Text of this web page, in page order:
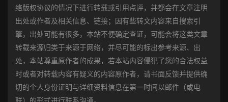
络版权协议的情况下进行转载或引用点评，并都会在文章注明
出处或作者及相关信息、链接；因有些转文内容来自搜索引
擎，出处可能有很多，本站不便确定查证，可能会将这类文章
转载来源归类于来源于网络，并尽可能的标出参考来源、出
处，本站尊重原作者的成果，若本站内容侵犯了您的合法权益
时或者对转载内容有疑义的内容原作者，请书面反馈并提供确
切的个人身份证明与详细资料信息在第一时间以邮件（或电
联）的形式进行联系沟通。